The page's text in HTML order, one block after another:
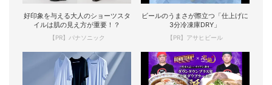
好印象を与える大人のショーツスタ
イルは肌の見え方が重要！？
【PR】パナソニック
ビールのうまさが際立つ「仕上げに
3分冷凍庫DRY」
【PR】アサヒビール